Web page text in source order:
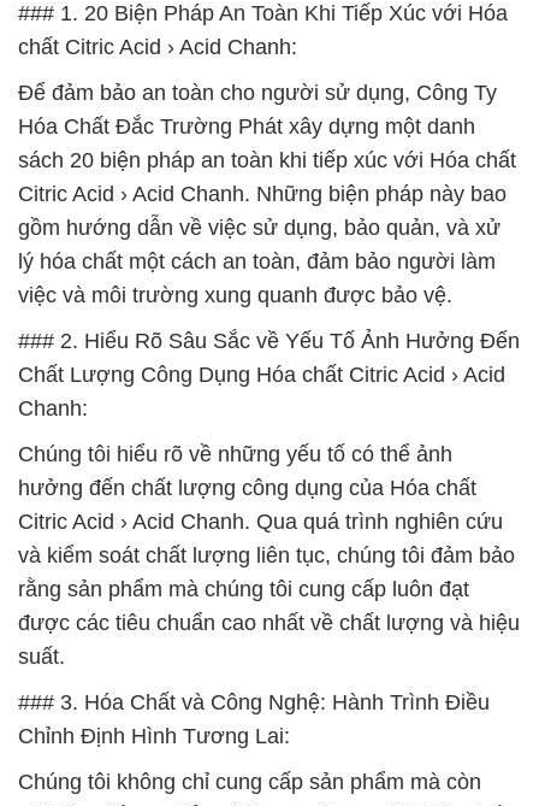
### 1. 20 Biện Pháp An Toàn Khi Tiếp Xúc với Hóa
chất Citric Acid › Acid Chanh:
Để đảm bảo an toàn cho người sử dụng, Công Ty
Hóa Chất Đắc Trường Phát xây dựng một danh
sách 20 biện pháp an toàn khi tiếp xúc với Hóa chất
Citric Acid › Acid Chanh. Những biện pháp này bao
gồm hướng dẫn về việc sử dụng, bảo quản, và xử
lý hóa chất một cách an toàn, đảm bảo người làm
việc và môi trường xung quanh được bảo vệ.
### 2. Hiểu Rõ Sâu Sắc về Yếu Tố Ảnh Hưởng Đến
Chất Lượng Công Dụng Hóa chất Citric Acid › Acid
Chanh:
Chúng tôi hiểu rõ về những yếu tố có thể ảnh
hưởng đến chất lượng công dụng của Hóa chất
Citric Acid › Acid Chanh. Qua quá trình nghiên cứu
và kiểm soát chất lượng liên tục, chúng tôi đảm bảo
rằng sản phẩm mà chúng tôi cung cấp luôn đạt
được các tiêu chuẩn cao nhất về chất lượng và hiệu
suất.
### 3. Hóa Chất và Công Nghệ: Hành Trình Điều
Chỉnh Định Hình Tương Lai:
Chúng tôi không chỉ cung cấp sản phẩm mà còn